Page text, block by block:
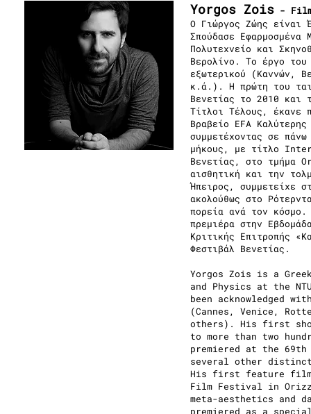
Yorgos Zois -
Ο Γιώργος Ζώης είναι
Σπούδασε Εφαρμοσμένα
Πολυτεχνείο και
Βερολίνο. Το έργο του
εξωτερικού (Καννών,
κ.ά.). Η πρώτη του
Βενετίας το 2010 και
Τίτλοι Τέλους, έκανε
Βραβείο EFA
συμμετέχοντας σε
μήκους, με τίτλο
Βενετίας, στο τμήμα
αισθητική και την
Ήπειρος, συμμετείχε
ακολούθως στο
πορεία ανά τον
πρεμιέρα στην
Κριτικής Επιτροπής
Φεστιβάλ Βενετίας.
Yorgos Zois is a
and Physics at the
been acknowledged
(Cannes, Venice,
others). His first
to more than two
premiered at the 69th
several other
His first feature film
Film Festival in
meta-aesthetics
premiered as a